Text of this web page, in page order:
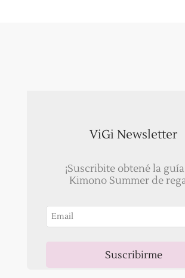
ViGi Newsletter
¡Suscribite obtené la
Kimono Summer de
Suscribirme